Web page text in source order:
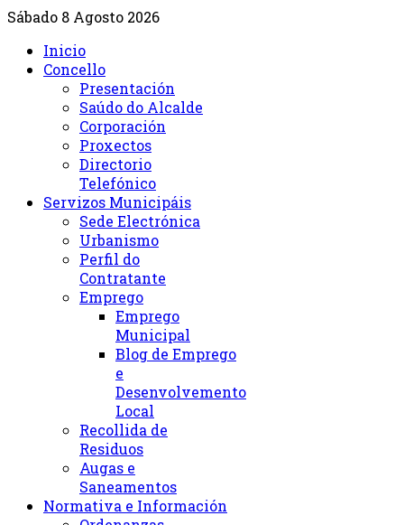
Sábado 8 Agosto 2026
Inicio
Concello
Presentación
Saúdo do Alcalde
Corporación
Proxectos
Directorio
Telefónico
Servizos Municipáis
Sede Electrónica
Urbanismo
Perfil do
Contratante
Emprego
Emprego
Municipal
Blog de Emprego
e
Desenvolvemento
Local
Recollida de
Residuos
Augas e
Saneamentos
Normativa e Información